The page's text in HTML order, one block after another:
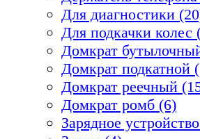
Для диагностики
Для подкачки колес
Домкрат
Домкрат подкатной
Домкрат реечный
Домкрат ромб (6)
Зарядное